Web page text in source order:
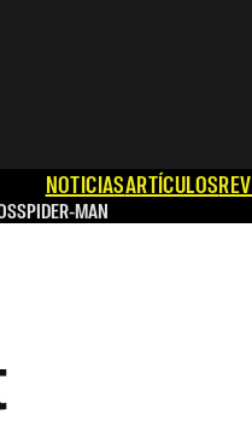
NOTICIASARTÍCULOS
SPIDER-MAN